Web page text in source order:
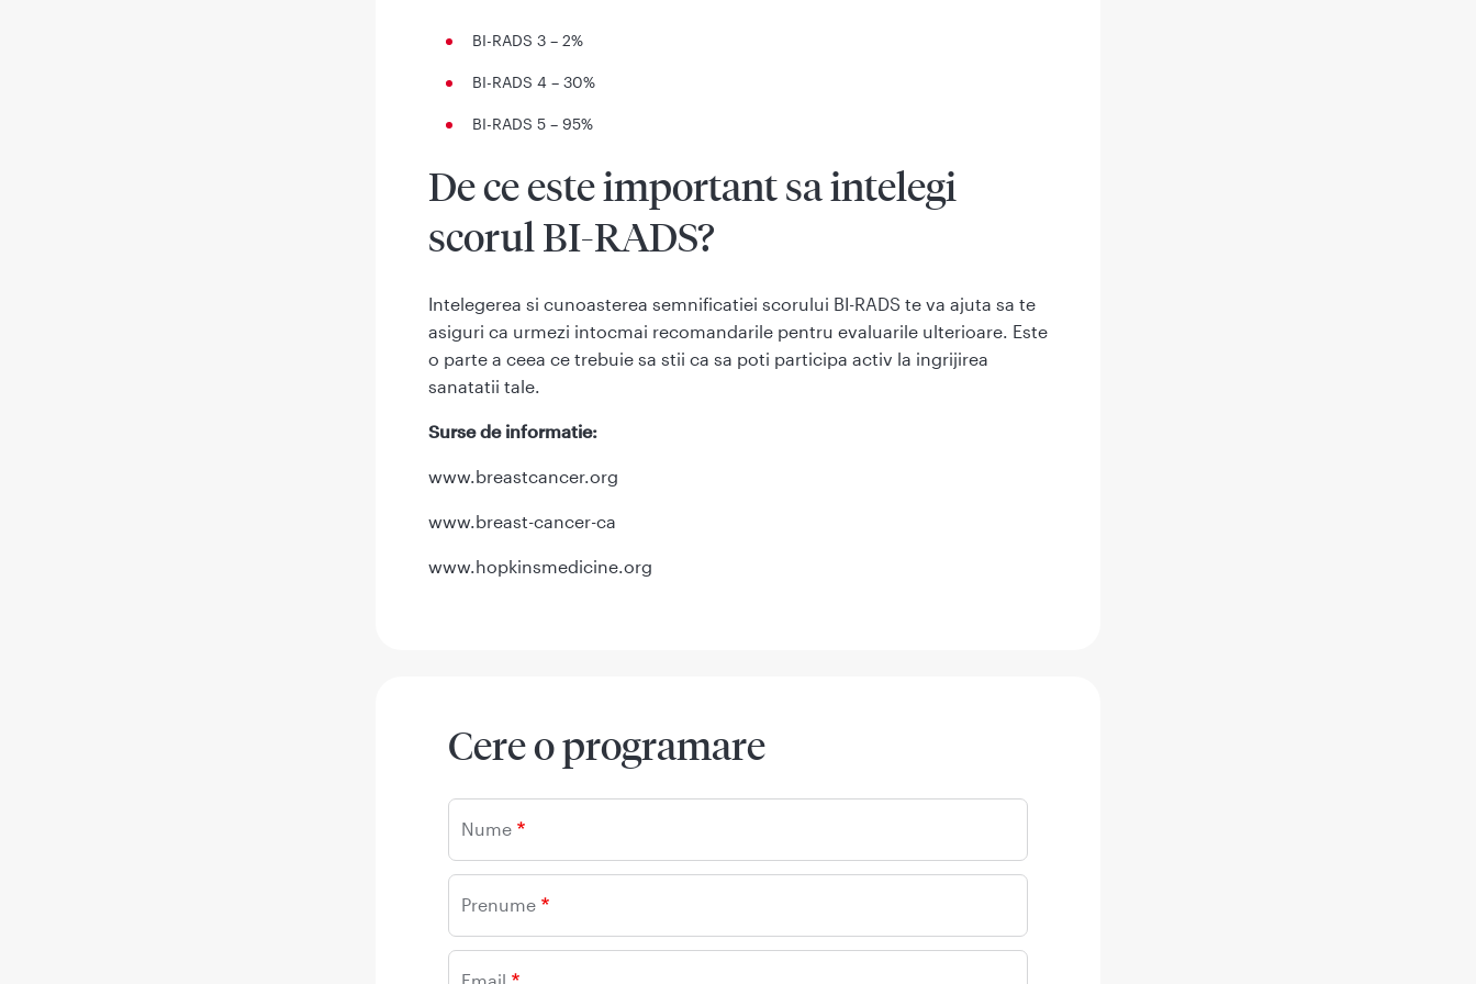
BI-RADS 3 – 2%
BI-RADS 4 – 30%
BI-RADS 5 – 95%
De ce este important sa intelegi
scorul BI-RADS?
Intelegerea si cunoasterea semnificatiei scorului BI-RADS te va ajuta sa te
asiguri ca urmezi intocmai recomandarile pentru evaluarile ulterioare. Este
o parte a ceea ce trebuie sa stii ca sa poti participa activ la ingrijirea
sanatatii tale.
Surse de informatie:
www.breastcancer.org
www.breast-cancer-ca
www.hopkinsmedicine.org
Cere o programare
Nume
Prenume
Email